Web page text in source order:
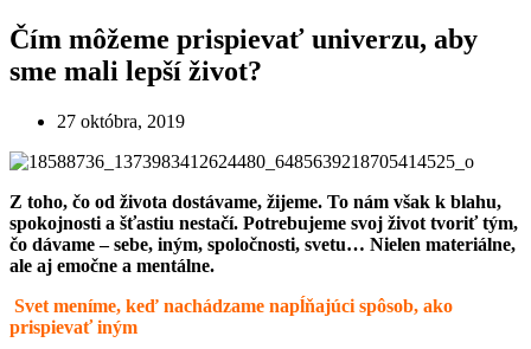
Čím môžeme prispievať univerzu, aby
sme mali lepší život?
27 októbra, 2019
Z toho, čo od života dostávame, žijeme. To nám však k blahu,
spokojnosti a šťastiu nestačí. Potrebujeme svoj život tvoriť tým,
čo dávame – sebe, iným, spoločnosti, svetu… Nielen materiálne,
ale aj emočne a mentálne.
Svet meníme, keď nachádzame napĺňajúci spôsob, ako
prispievať iným